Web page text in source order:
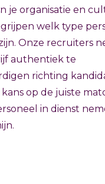
je organisatie en
welk type
Onze recruiters
authentiek te
richting
op de juiste
in dienst